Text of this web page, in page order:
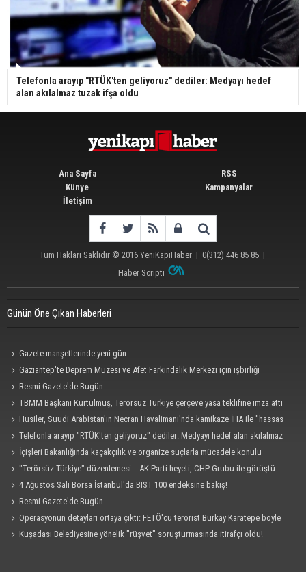
Telefonla arayıp "RTÜK'ten geliyoruz" dediler: Medyayı hedef
alan akılalmaz tuzak ifşa oldu
Ana Sayfa
Künye
İletişim
RSS
Kampanyalar
Tüm Hakları Saklıdır © 2016 YeniKapıHaber| 0(312) 446 85 85|
Haber Scripti
Günün Öne Çıkan Haberleri
Gazete manşetlerinde yeni gün...
Gaziantep'te Deprem Müzesi ve Afet Farkındalık Merkezi için işbirliği
protokolü imzalandı
Resmi Gazete'de Bugün
TBMM Başkanı Kurtulmuş, Terörsüz Türkiye çerçeve yasa teklifine imza attı
Husiler, Suudi Arabistan'ın Necran Havalimanı'nda kamikaze İHA ile "hassas
bir hedefi" vurduklarını açıkladı
Telefonla arayıp "RTÜK'ten geliyoruz" dediler: Medyayı hedef alan akılalmaz
tuzak ifşa oldu
İçişleri Bakanlığında kaçakçılık ve organize suçlarla mücadele konulu
güvenlik toplantısı yapıldı
"Terörsüz Türkiye" düzenlemesi... AK Parti heyeti, CHP Grubu ile görüştü
4 Ağustos Salı Borsa İstanbul'da BIST 100 endeksine bakış!
Resmi Gazete'de Bugün
Operasyonun detayları ortaya çıktı: FETÖ'cü terörist Burkay Karatepe böyle
yakalandı!
Kuşadası Belediyesine yönelik "rüşvet" soruşturmasında itirafçı oldu!